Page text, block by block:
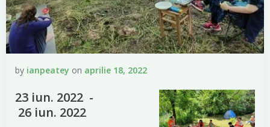
by ianpeatey on aprilie 18, 2022
23 iun. 2022 -
26 iun. 2022